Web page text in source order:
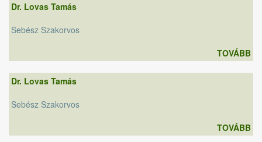
Dr. Lovas Tamás
Sebész Szakorvos
TOVÁBB
Dr. Lovas Tamás
Sebész Szakorvos
TOVÁBB